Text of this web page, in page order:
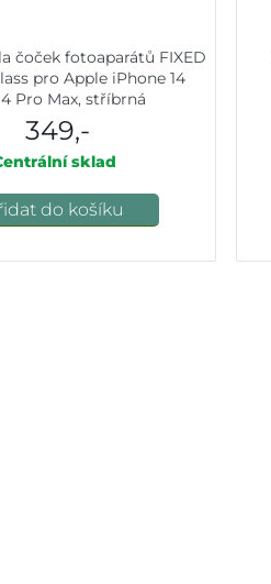
čoček fotoaparátů FIXED
pro Apple iPhone 14
Pro Max, stříbrná
349,-
sklad
do košíku